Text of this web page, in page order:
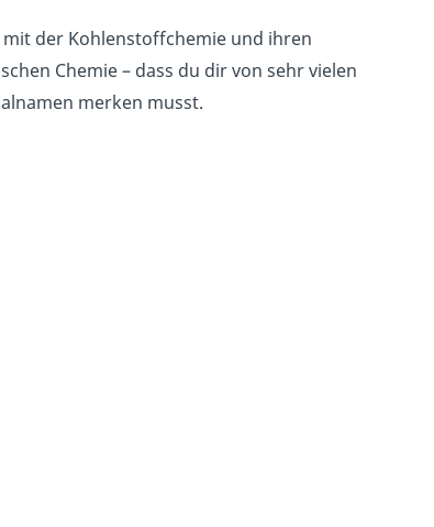
der Kohlenstoffchemie und ihren
Chemie – dass du dir von sehr vielen
merken musst.